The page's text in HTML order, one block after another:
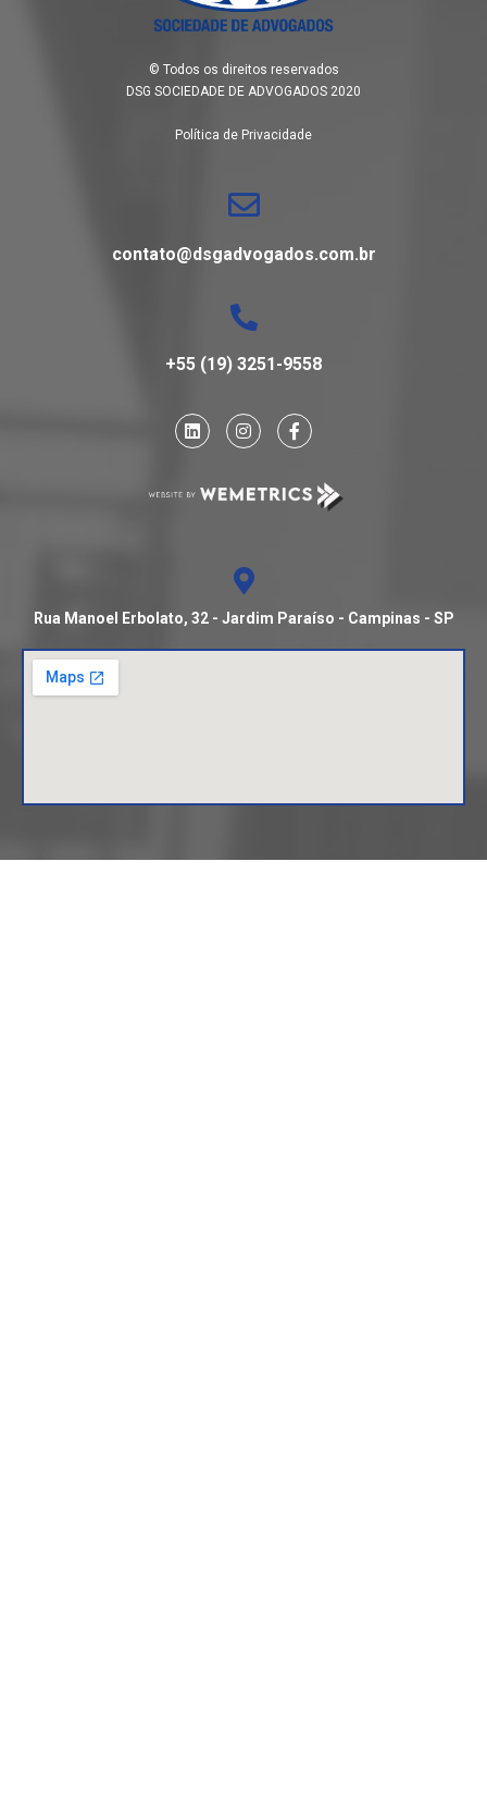
© Todos os direitos reservados
DSG SOCIEDADE DE ADVOGADOS 2020
Política de Privacidade
contato@dsgadvogados.com.br
+55 (19) 3251-9558
Rua Manoel Erbolato, 32 - Jardim Paraíso - Campinas - SP